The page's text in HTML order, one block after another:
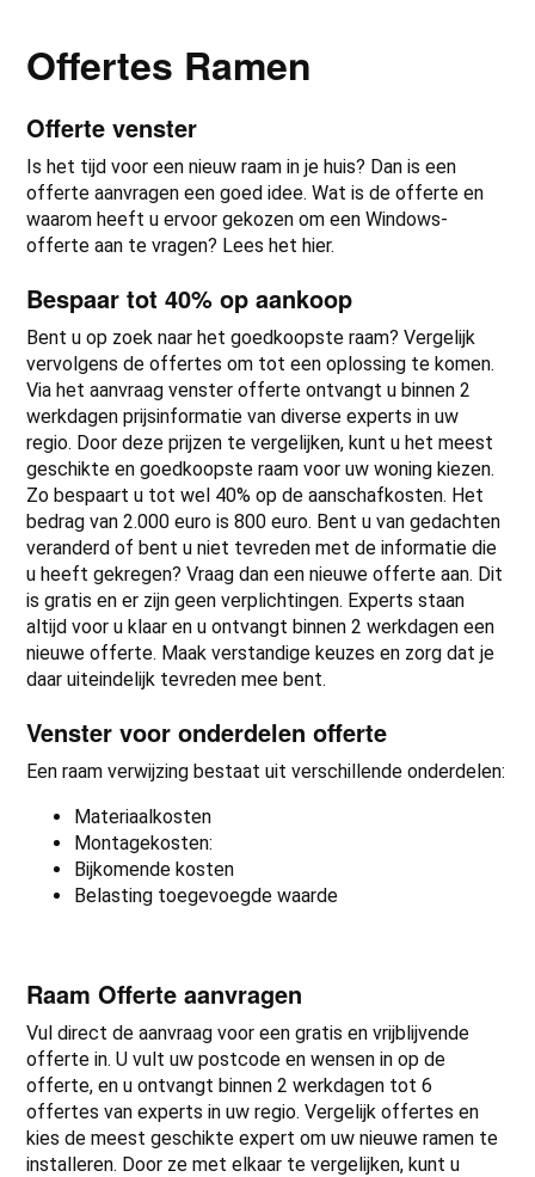
Offertes Ramen
Offerte venster
Is het tijd voor een nieuw raam in je huis? Dan is een
offerte aanvragen een goed idee. Wat is de offerte en
waarom heeft u ervoor gekozen om een Windows-
offerte aan te vragen? Lees het hier.
Bespaar tot 40% op aankoop
Bent u op zoek naar het goedkoopste raam? Vergelijk
vervolgens de offertes om tot een oplossing te komen.
Via het aanvraag venster offerte ontvangt u binnen 2
werkdagen prijsinformatie van diverse experts in uw
regio. Door deze prijzen te vergelijken, kunt u het meest
geschikte en goedkoopste raam voor uw woning kiezen.
Zo bespaart u tot wel 40% op de aanschafkosten. Het
bedrag van 2.000 euro is 800 euro. Bent u van gedachten
veranderd of bent u niet tevreden met de informatie die
u heeft gekregen? Vraag dan een nieuwe offerte aan. Dit
is gratis en er zijn geen verplichtingen. Experts staan
altijd voor u klaar en u ontvangt binnen 2 werkdagen een
nieuwe offerte. Maak verstandige keuzes en zorg dat je
daar uiteindelijk tevreden mee bent.
Venster voor onderdelen offerte
Een raam verwijzing bestaat uit verschillende onderdelen:
Materiaalkosten
Montagekosten:
Bijkomende kosten
Belasting toegevoegde waarde
Raam Offerte aanvragen
Vul direct de aanvraag voor een gratis en vrijblijvende
offerte in. U vult uw postcode en wensen in op de
offerte, en u ontvangt binnen 2 werkdagen tot 6
offertes van experts in uw regio. Vergelijk offertes en
kies de meest geschikte expert om uw nieuwe ramen te
installeren. Door ze met elkaar te vergelijken, kunt u